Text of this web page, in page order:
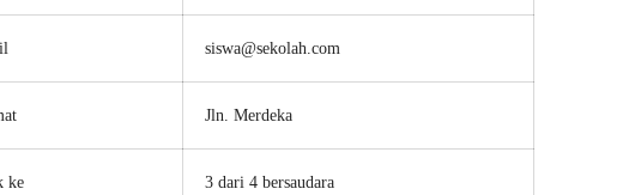
siswa@sekolah.com
Jln. Merdeka
ke 3 dari 4 bersaudara